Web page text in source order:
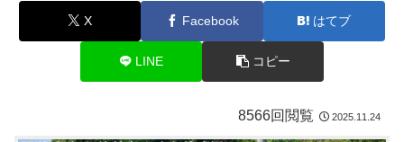
X Facebook はてブ
LINE コピー
8566回閲覧 2025.11.24